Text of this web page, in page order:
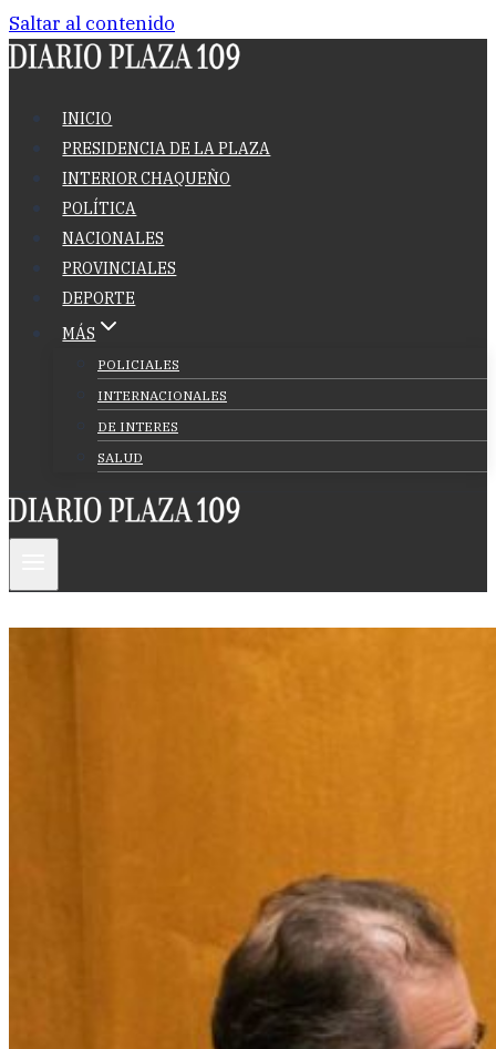
Saltar al contenido
INICIO
PRESIDENCIA DE LA PLAZA
INTERIOR CHAQUEÑO
POLÍTICA
NACIONALES
PROVINCIALES
DEPORTE
MÁS
POLICIALES
INTERNACIONALES
DE INTERES
SALUD